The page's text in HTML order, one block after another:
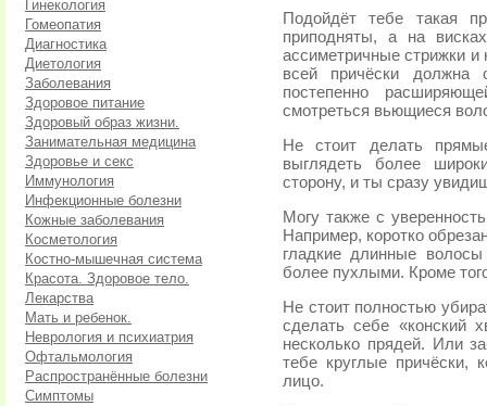
Гинекология
Гомеопатия
Диагностика
Диетология
Заболевания
Здоровое питание
Здоровый образ жизни.
Занимательная медицина
Здоровье и секс
Иммунология
Инфекционные болезни
Кожные заболевания
Косметология
Костно-мышечная система
Красота. Здоровое тело.
Лекарства
Мать и ребенок.
Неврология и психиатрия
Офтальмология
Распространённые болезни
Симптомы
Подойдёт тебе такая
приподняты, а на
ассиметричные стрижки
всей причёски должна
постепенно
смотреться вьющиеся
Не стоит делать
выглядеть более
сторону, и ты сразу
Могу также с
Например, коротко
гладкие длинные
более пухлыми. Кроме
Не стоит полностью
сделать себе «конский
несколько прядей. Или
тебе круглые причёски,
лицо.